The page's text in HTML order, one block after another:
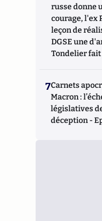
russe donne
courage, l'ex
leçon de
DGSE une
Tondelier
7Carnets
Macron :
législatives
déception -